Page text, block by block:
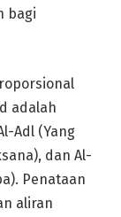
bagi
adalah
Adl (Yang
dan Al-
Penataan
aliran